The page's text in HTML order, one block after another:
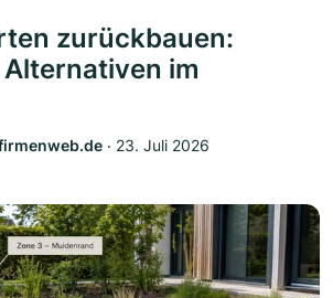
zurückbauen:
im
‧ 23. Juli 2026